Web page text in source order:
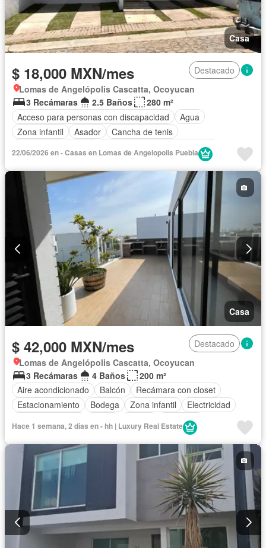
Casa
$ 18,000 MXN/mes
Destacado
Lomas de Angelópolis Cascatta, Ocoyucan
3 Recámaras
2.5 Baños
280 m²
Acceso para personas con discapacidad
Agua
Zona infantil
Asador
Cancha de tenis
Circuito cerrado de televisión
Conserje
Cuarto de Limpieza
Cuarto de servicio
Electricidad
Estacionamiento
Gimnasio
Internet
Jardín
Azotea
Sala polivalente
Seguridad
Televisión por cable
Terraza
Vista panorámica
Wifi Zonas verdes
Permite mascotas
Permite niños
Solo familias Sin amueblar
22/06/2026 en - Casas en Lomas de Angelopolis Puebla
Casa
$ 42,000 MXN/mes
Destacado
Lomas de Angelópolis Cascatta, Ocoyucan
3 Recámaras
4 Baños
200 m²
Aire acondicionado
Balcón
Recámara con closet
Estacionamiento
Bodega Zona infantil
Electricidad
Gimnasio
Sala polivalente
Gas natural
Vista panorámica
Cancha de tenis
Agua
Hace 1 semana, 2 días en - hh | Luxury Real Estate